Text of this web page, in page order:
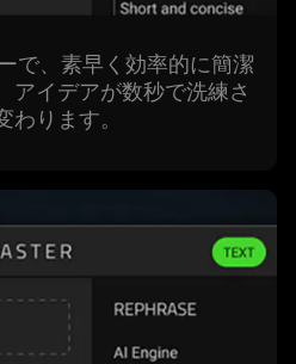
で、素早く効率的に簡潔
アイデアが数秒で洗練さ
わり ます。